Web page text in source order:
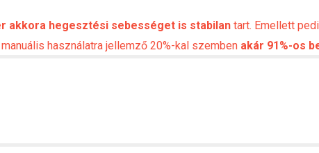
akkora hegesztési sebességet is stabilan tart. Emellett
használatra jellemző 20%-kal szemben akár 91%-os